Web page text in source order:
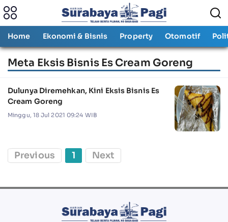
Home Ekonomi & Bisnis Property Otomotif
Meta Eksis Bisnis Es Cream Goreng
Dulunya Diremehkan, Kini Eksis Bisnis Es
Cream Goreng
Minggu, 18 Jul 2021 09:24 WIB
Previous 1 Next